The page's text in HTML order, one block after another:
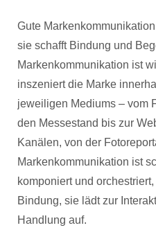
Gute
sie schafft Bindung und
Markenkommunikation ist
inszeniert die Marke
jeweiligen Mediums – vom
den Messestand bis zur
Kanälen, von der
Markenkommunikation ist
komponiert und
Bindung, sie lädt zur
Handlung auf.